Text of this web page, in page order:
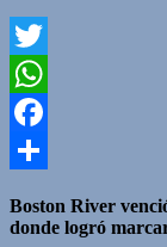
Twitter
WhatsApp
Facebook
Boston River
donde logró